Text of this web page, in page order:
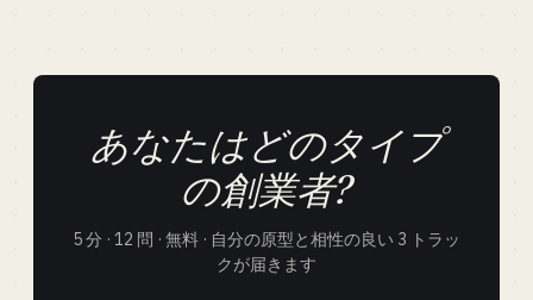
あなたはどのタイプ
の創業者?
5 分 · 12 問 · 無料 · 自分の原型と相性の良い 3 トラッ
クが届きます